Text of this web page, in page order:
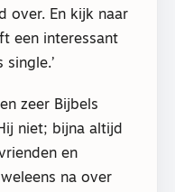
over. En kijk naar
een interessant
zeer Bijbels
niet; bijna altijd
en
na over